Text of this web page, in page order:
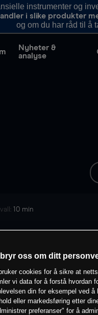
instrumenter og
i slike produkter
og om du har råd til å
Nyheter &
analyse
10 min
oss om ditt
cookies for å sikre at
vi data for å forstå hvordan
din for eksempel ved
eller markedsføring etter
preferanser" for å